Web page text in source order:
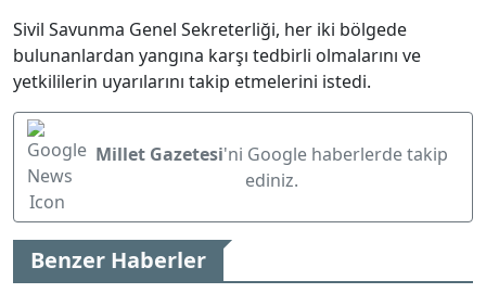
Sivil Savunma Genel Sekreterliği, her iki bölgede
bulunanlardan yangına karşı tedbirli olmalarını ve
yetkililerin uyarılarını takip etmelerini istedi.
Millet Gazetesi'ni Google haberlerde takip
ediniz.
Benzer Haberler